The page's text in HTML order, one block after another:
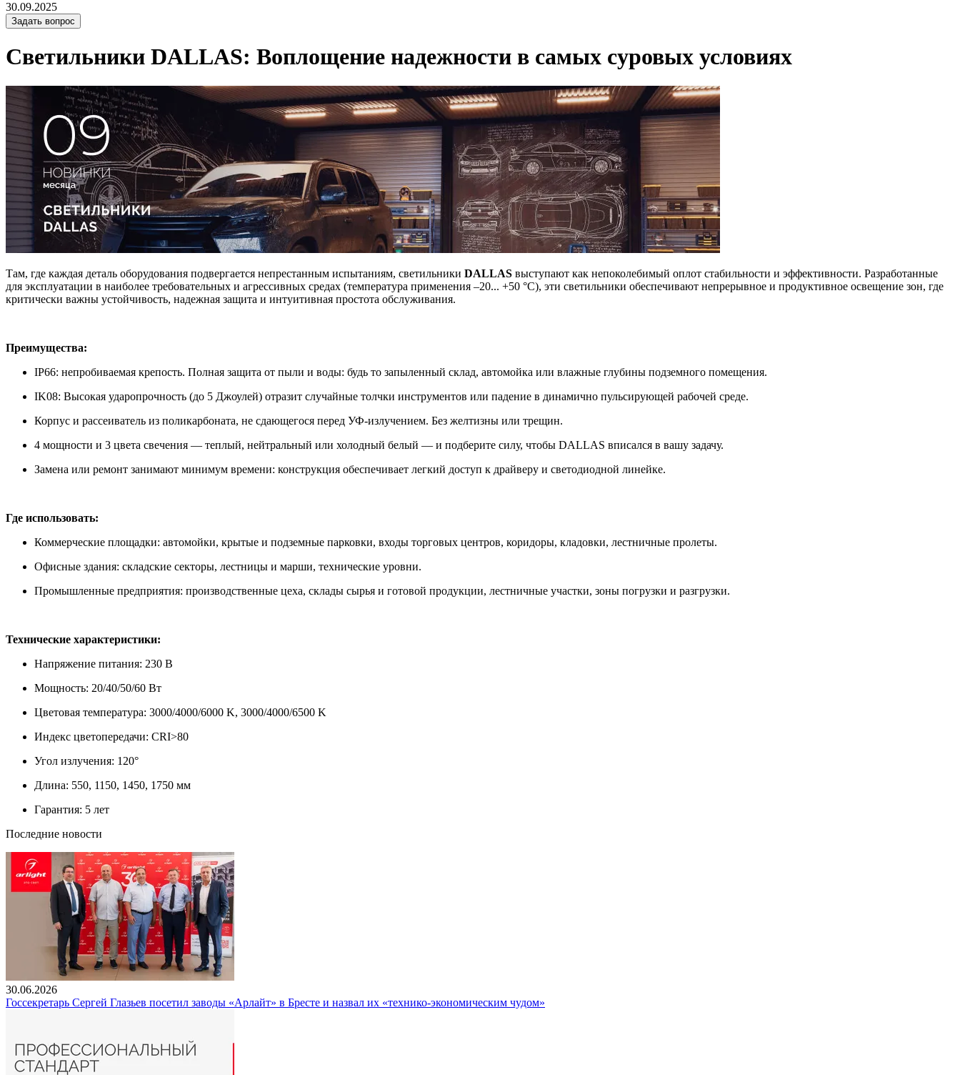
30.09.2025
Задать вопрос
Светильники DALLAS: Воплощение надежности в самых суровых условиях
Там, где каждая деталь оборудования подвергается непрестанным испытаниям, светильники DALLAS выступают как непоколебимый оплот стабильности и эффективности. Разработанные
для эксплуатации в наиболее требовательных и агрессивных средах (температура применения –20... +50 °C), эти светильники обеспечивают непрерывное и продуктивное освещение зон, где
критически важны устойчивость, надежная защита и интуитивная простота обслуживания.
Преимущества:
IP66: непробиваемая крепость. Полная защита от пыли и воды: будь то запыленный склад, автомойка или влажные глубины подземного помещения.
IK08: Высокая ударопрочность (до 5 Джоулей) отразит случайные толчки инструментов или падение в динамично пульсирующей рабочей среде.
Корпус и рассеиватель из поликарбоната, не сдающегося перед УФ-излучением. Без желтизны или трещин.
4 мощности и 3 цвета свечения — теплый, нейтральный или холодный белый — и подберите силу, чтобы DALLAS вписался в вашу задачу.
Замена или ремонт занимают минимум времени: конструкция обеспечивает легкий доступ к драйверу и светодиодной линейке.
Где использовать:
Коммерческие площадки: автомойки, крытые и подземные парковки, входы торговых центров, коридоры, кладовки, лестничные пролеты.
Офисные здания: складские секторы, лестницы и марши, технические уровни.
Промышленные предприятия: производственные цеха, склады сырья и готовой продукции, лестничные участки, зоны погрузки и разгрузки.
Технические характеристики:
Напряжение питания: 230 В
Мощность: 20/40/50/60 Вт
Цветовая температура: 3000/4000/6000 K, 3000/4000/6500 K
Индекс цветопередачи: CRI>80
Угол излучения: 120°
Длина: 550, 1150, 1450, 1750 мм
Гарантия: 5 лет
Последние новости
30.06.2026
Госсекретарь Сергей Глазьев посетил заводы «Арлайт» в Бресте и назвал их «технико-экономическим чудом»